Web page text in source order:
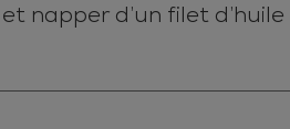
napper d’un filet d’huile